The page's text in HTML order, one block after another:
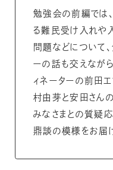
勉強会の前編では
る難民受け入れや
問題などについて
ーの話も交えなが
ィネーターの前田
村由芽と安田さん
みなさまとの質疑
鼎談の模様をお届